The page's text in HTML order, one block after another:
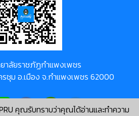
คุณรับทราบว่าคุณได้อ่านและทำความ
าลัยราชภัฏกำแพงเพชร
รชุม อ.เมือง จ.กำแพงเพชร 62000